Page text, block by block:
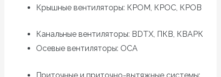
Крышные вентиляторы: КРОМ, КРОС, КРОВ
Канальные вентиляторы: BDTX, ПКВ, КВАРК
Осевые вентиляторы: ОСА